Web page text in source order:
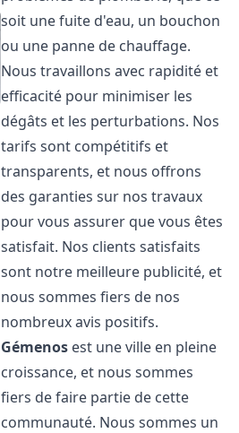
soit une fuite d'eau, un bouchon
ou une panne de chauffage.
Nous travaillons avec rapidité et
efficacité pour minimiser les
dégâts et les perturbations. Nos
tarifs sont compétitifs et
transparents, et nous offrons
des garanties sur nos travaux
pour vous assurer que vous êtes
satisfait. Nos clients satisfaits
sont notre meilleure publicité, et
nous sommes fiers de nos
nombreux avis positifs.
Gémenos est une ville en pleine
croissance, et nous sommes
fiers de faire partie de cette
communauté. Nous sommes un